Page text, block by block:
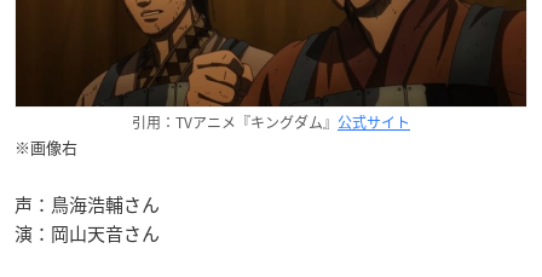
引用：TVアニメ『キングダム』 公式サイト
※画像右
声：鳥海浩輔さん
演：岡山天音さん